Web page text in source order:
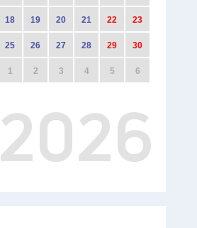
18 19 20 21 22 23
25 26 27 28 29 30
1 2 3 4 5 6
2026